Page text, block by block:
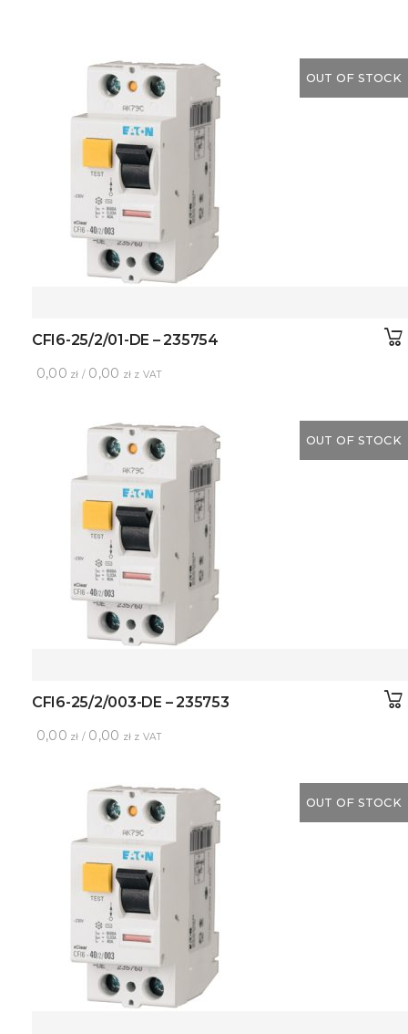
OUT OF STOCK
CFI6-25/2/01-DE – 235754
0,00 zł / 0,00 zł z VAT
OUT OF STOCK
CFI6-25/2/003-DE – 235753
0,00 zł / 0,00 zł z VAT
OUT OF STOCK